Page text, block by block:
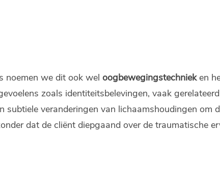
noemen we dit ook wel oogbewegingstechnieken
zoals identiteitsbelevingen, vaak
veranderingen van lichaamshoudingen om
dat de cliënt diepgaand over de traumatische